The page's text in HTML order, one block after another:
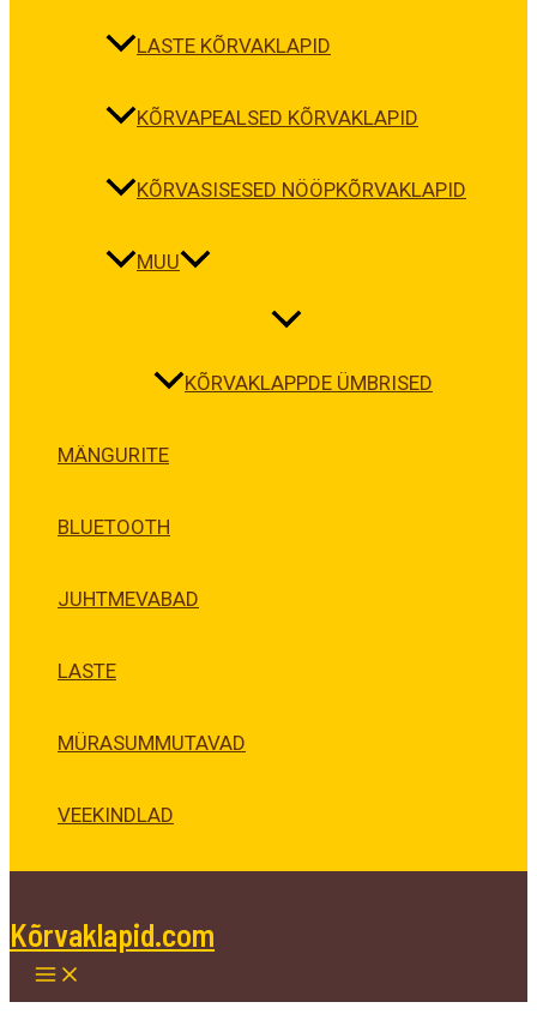
LASTE KÕRVAKLAPID
KÕRVAPEALSED KÕRVAKLAPID
KÕRVASISESED NÖÖPKÕRVAKLAPID
MUU
KÕRVAKLAPPDE ÜMBRISED
MÄNGURITE
BLUETOOTH
JUHTMEVABAD
LASTE
MÜRASUMMUTAVAD
VEEKINDLAD
Kõrvaklapid.com